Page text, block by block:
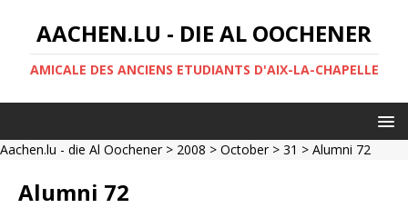
AACHEN.LU - DIE AL OOCHENER
AMICALE DES ANCIENS ETUDIANTS D'AIX-LA-CHAPELLE
Aachen.lu - die Al Oochener> 2008 > October> 31 > Alumni 72
Alumni 72